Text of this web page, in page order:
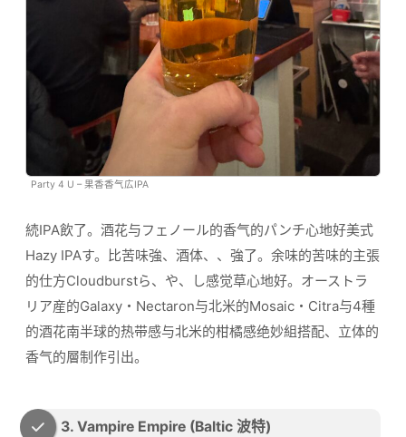
Party 4 U – 果香香气広IPA
続IPA飲了。酒花与フェノール的香气的パンチ心地好美式
Hazy IPAす。比苦味強、酒体、、強了。余味的苦味的主張
的仕方Cloudburstら、や、し感觉草心地好。オーストラ
リア産的Galaxy・Nectaron与北米的Mosaic・Citra与4種
的酒花南半球的热带感与北米的柑橘感绝妙組搭配、立体的
香气的層制作引出。
3. Vampire Empire (Baltic 波特)